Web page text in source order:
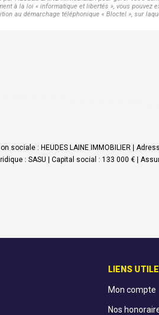
à la loi « informatique et libertés », vous pouvez
au démarchage téléphonique « Bloctel », sur
sociale : HEUDES LAINE IMMOBILIER |
: SASU | Capital social : 133 000 € |
LIENS
Mon compte
Nos